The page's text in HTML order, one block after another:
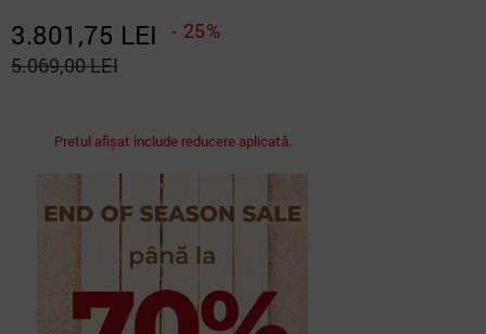
3.801,75 LEI
- 25%
5.069,00 LEI
Pretul afișat include reducere aplicată.